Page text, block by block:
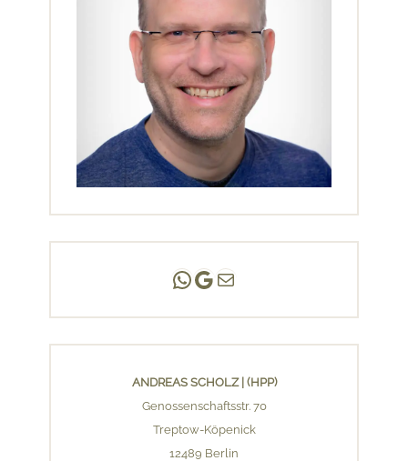
Andreas Scholz | (HPP)
Praxis Adlershof
E-Mail an mich ...
ANDREAS SCHOLZ | (HPP)
Genossenschaftsstr. 70
Treptow-Köpenick
12489 Berlin